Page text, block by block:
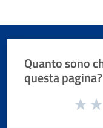
Quanto sono
questa pagina?
Valuta da 1 a 5 stelle